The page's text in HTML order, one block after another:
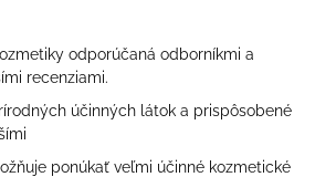
odporúčaná odborníkmi a
recenziami.
účinných látok a prispôsobené
ponúkať veľmi účinné kozmetické